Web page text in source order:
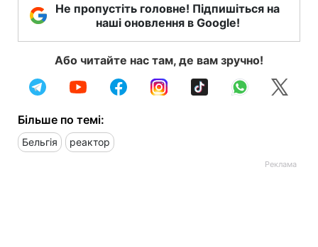
Не пропустіть головне! Підпишіться на
наші оновлення в Google!
Або читайте нас там, де вам зручно!
Більше по темі:
Бельгія реактор